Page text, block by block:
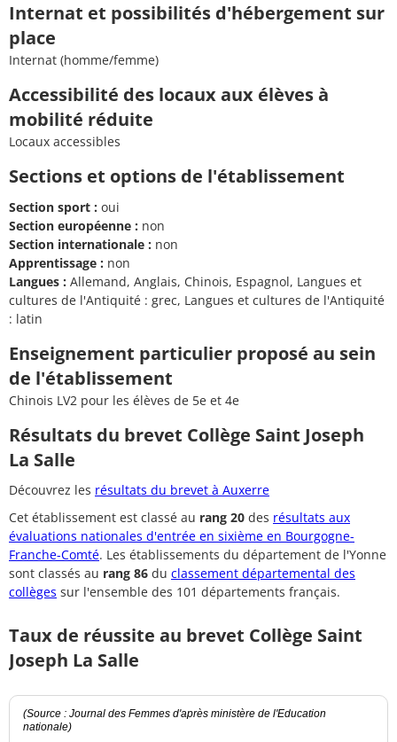
Internat et possibilités d'hébergement sur
place
Internat (homme/femme)
Accessibilité des locaux aux élèves à
mobilité réduite
Locaux accessibles
Sections et options de l'établissement
Section sport : oui
Section européenne : non
Section internationale : non
Apprentissage : non
Langues : Allemand, Anglais, Chinois, Espagnol, Langues et
cultures de l'Antiquité : grec, Langues et cultures de l'Antiquité
: latin
Enseignement particulier proposé au sein
de l'établissement
Chinois LV2 pour les élèves de 5e et 4e
Résultats du brevet Collège Saint Joseph
La Salle
Découvrez les résultats du brevet à Auxerre
Cet établissement est classé au rang 20 des résultats aux
évaluations nationales d'entrée en sixième en Bourgogne-
Franche-Comté. Les établissements du département de l'Yonne
sont classés au rang 86 du classement départemental des
collèges sur l'ensemble des 101 départements français.
Taux de réussite au brevet Collège Saint
Joseph La Salle
(Source : Journal des Femmes d'après ministère de l'Education
nationale)